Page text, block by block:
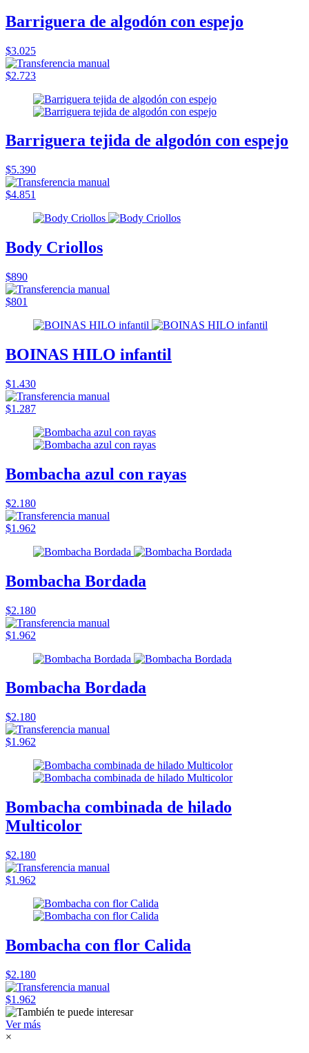
Barriguera de algodón con espejo
$3.025
$2.723
Barriguera tejida de algodón con espejo
$5.390
$4.851
Body Criollos
$890
$801
BOINAS HILO infantil
$1.430
$1.287
Bombacha azul con rayas
$2.180
$1.962
Bombacha Bordada
$2.180
$1.962
Bombacha Bordada
$2.180
$1.962
Bombacha combinada de hilado
Multicolor
$2.180
$1.962
Bombacha con flor Calida
$2.180
$1.962
Ver más
×